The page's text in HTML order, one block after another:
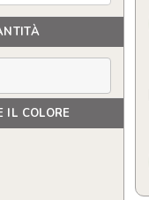
IL COLORE